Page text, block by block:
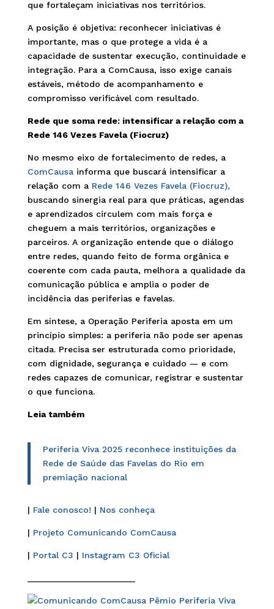
que fortaleçam iniciativas nos territórios.
A posição é objetiva: reconhecer iniciativas é
importante, mas o que protege a vida é a
capacidade de sustentar execução, continuidade e
integração. Para a ComCausa, isso exige canais
estáveis, método de acompanhamento e
compromisso verificável com resultado.
Rede que soma rede: intensificar a relação com a
Rede 146 Vezes Favela (Fiocruz)
No mesmo eixo de fortalecimento de redes, a
ComCausainforma que buscará intensificar a
relação com a Rede 146 Vezes Favela (Fiocruz),
buscando sinergia real para que práticas, agendas
e aprendizados circulem com mais força e
cheguem a mais territórios, organizações e
parceiros. A organização entende que o diálogo
entre redes, quando feito de forma orgânica e
coerente com cada pauta, melhora a qualidade da
comunicação pública e amplia o poder de
incidência das periferias e favelas.
Em síntese, a Operação Periferia aposta em um
princípio simples: a periferia não pode ser apenas
citada. Precisa ser estruturada como prioridade,
com dignidade, segurança e cuidado — e com
redes capazes de comunicar, registrar e sustentar
o que funciona.
Leia também
Periferia Viva 2025 reconhece instituições da
Rede de Saúde das Favelas do Rio em
premiação nacional
| Fale conosco! | Nos conheça
| Projeto Comunicando ComCausa
| Portal C3 | Instagram C3 Oficial